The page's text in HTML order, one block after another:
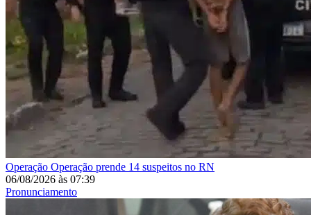
Operação Operação prende 14 suspeitos no RN
06/08/2026 às 07:39
Pronunciamento